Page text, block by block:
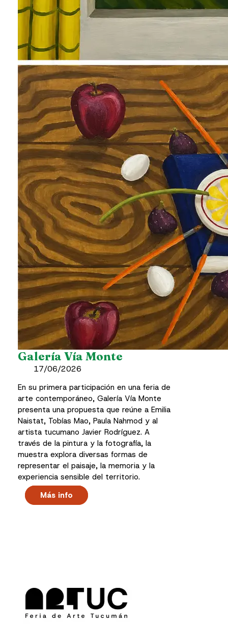
Galería Vía Monte
17/06/2026
En su primera participación en una feria de
arte contemporáneo, Galería Vía Monte
presenta una propuesta que reúne a Emilia
Naistat, Tobías Mao, Paula Nahmod y al
artista tucumano Javier Rodríguez. A
través de la pintura y la fotografía, la
muestra explora diversas formas de
representar el paisaje, la memoria y la
experiencia sensible del territorio.
Más info